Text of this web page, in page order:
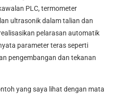
PLC, termometer
ultrasonik dalam talian dan
pelarasan automatik
parameter teras seperti
pengembangan dan tekanan
yang saya lihat dengan mata